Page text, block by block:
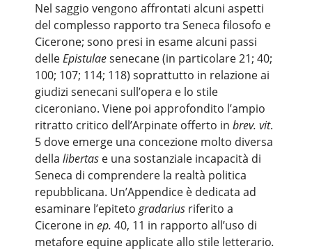
Nel saggio vengono affrontati alcuni aspetti
del complesso rapporto tra Seneca filosofo e
Cicerone; sono presi in esame alcuni passi
delleEpistulaesenecane (in particolare 21; 40;
100; 107; 114; 118) soprattutto in relazione ai
giudizi senecani sull’opera e lo stile
ciceroniano. Viene poi approfondito l’ampio
ritratto critico dell’Arpinate offerto in brev. vit.
5 dove emerge una concezione molto diversa
della libertase una sostanziale incapacità di
Seneca di comprendere la realtà politica
repubblicana. Un’Appendice è dedicata ad
esaminare l’epiteto gradariusriferito a
Cicerone in ep. 40, 11 in rapporto all’uso di
metafore equine applicate allo stile letterario.